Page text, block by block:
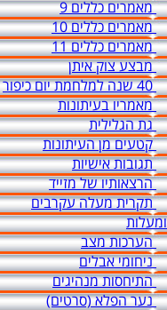
מאמרים כללים 9
מאמרים כללים 10
מאמרים כללים 11
מבצע צוק איתן
40 שנה למלחמת יום כיפור
מאמריו בעיתונות
גת הגלילית
קטעים מן העיתונות
תגובות אישיות
הרצאותיו של מזייד
תקרית מעלה עקרבים
ומעלות
הערכות מצב
ניחומי אבלים
התיחסות מנהיגים
נער הפלא (סרטים)